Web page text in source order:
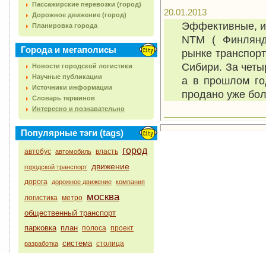
Пассажирские перевозки (город)
Дорожное движение (город)
Планировка города
Города и мегаполисы
Новости городской логистики
Научные публикации
Источники информации
Словарь терминов
Интересно и познавательно
Популярные тэги (tags)
автобус автомобиль власть город
городской транспорт движение
дорога дорожное движение компания
логистика метро москва
общественный транспорт
парковка план полоса проект
разработка система столица
20.01.2013
Эффективные,
NTM (
рынке
Сибири. За
а в прошлом
продано уже